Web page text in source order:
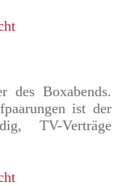
des Boxabends.
ist der
TV-Verträge